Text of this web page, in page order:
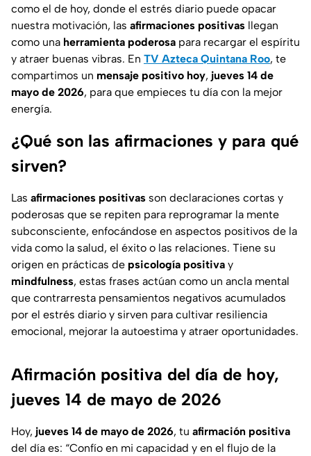
como el de hoy, donde el estrés diario puede opacar
nuestra motivación, las afirmaciones positivas llegan
como una herramienta poderosa para recargar el espíritu
y atraer buenas vibras. En TV Azteca Quintana Roo, te
compartimos un mensaje positivo hoy, jueves 14 de
mayo de 2026, para que empieces tu día con la mejor
energía.
¿Qué son las afirmaciones y para qué
sirven?
Las afirmaciones positivas son declaraciones cortas y
poderosas que se repiten para reprogramar la mente
subconsciente, enfocándose en aspectos positivos de la
vida como la salud, el éxito o las relaciones. Tiene su
origen en prácticas de psicología positiva y
mindfulness, estas frases actúan como un ancla mental
que contrarresta pensamientos negativos acumulados
por el estrés diario y sirven para cultivar resiliencia
emocional, mejorar la autoestima y atraer oportunidades.
Afirmación positiva del día de hoy,
jueves 14 de mayo de 2026
Hoy, jueves 14 de mayo de 2026, tu afirmación positiva
del día es: “Confío en mi capacidad y en el flujo de la